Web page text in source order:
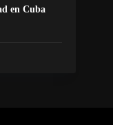
en Cuba